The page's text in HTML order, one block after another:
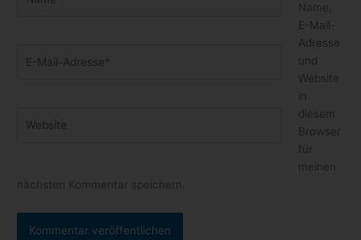
Mail-
Name,
E-Mail-
Adresse
und
Website
in
diesem
Browser
für
meinen
nächsten Kommentar speichern.